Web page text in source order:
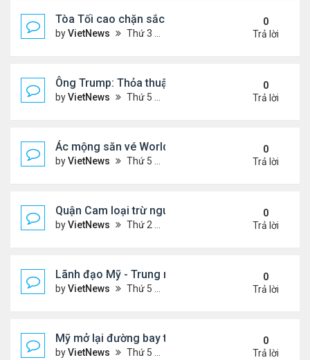
Tòa Tối cao chặn sắc lệnh xóa luật 'sinh ở Mỹ là
byVietNews Thứ 3 Tháng 6 30, 2026 5:52 pm
0
Trả lời
Ông Trump: Thỏa thuận với Iran là chiến thắng
byVietNews Thứ 5 Tháng 6 18, 2026 5:26 pm
0
Trả lời
Ác mộng săn vé World Cup
byVietNews Thứ 5 Tháng 6 04, 2026 4:49 pm
0
Trả lời
Quận Cam loại trừ nguy cơ bồn hóa chất phát nổ
byVietNews Thứ 2 Tháng 5 25, 2026 5:37 pm
0
Trả lời
Lãnh đạo Mỹ - Trung muốn gì ở nhau khi gặp
byVietNews Thứ 5 Tháng 5 14, 2026 3:05 pm
0
Trả lời
Mỹ mở lại đường bay thẳng tới Venezuela sau 7
byVietNews Thứ 5 Tháng 4 30, 2026 4:27 pm
0
Trả lời